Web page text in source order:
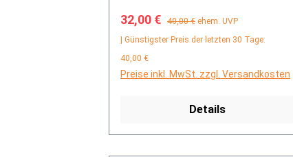
Verkaufspreis:
32,00 € Regulärer Preis:
40,00 € ehem. UVP
| Günstigster Preis der letzten 30 Tage:
40,00 €
Preise inkl. MwSt. zzgl. Versandkosten
Details